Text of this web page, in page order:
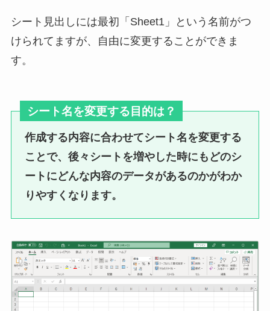
シート見出しには最初「Sheet1」という名前がつ
けられてますが、自由に変更することができま
す。
シート名を変更する目的は？
作成する内容に合わせてシート名を変更する
ことで、後々シートを増やした時にもどのシ
ートにどんな内容のデータがあるのかがわか
りやすくなります。